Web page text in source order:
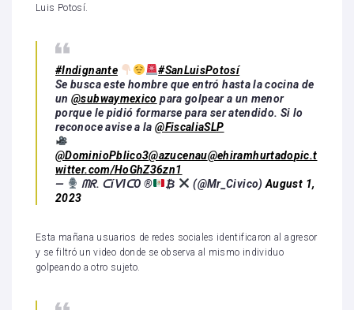
Luis Potosí.
#Indignante
#SanLuisPotosí
Se busca este hombre que entró hasta la cocina de
un@subwaymexico para golpear a un menor
porque le pidió formarse para ser atendido. Si lo
reconoce avise a la@FiscaliaSLP
@DominioPblico3@azucenau@ehiramhurtadopic.t
witter.com/HoGhZ36zn1
—
ᗰᖇ. ᑕíᐯIᑕO ® ₿ (@Mr_Civico)August 1,
2023
Esta mañana usuarios de redes sociales identificaron al agresor
y se filtró un video donde se observa al mismo individuo
golpeando a otro sujeto.